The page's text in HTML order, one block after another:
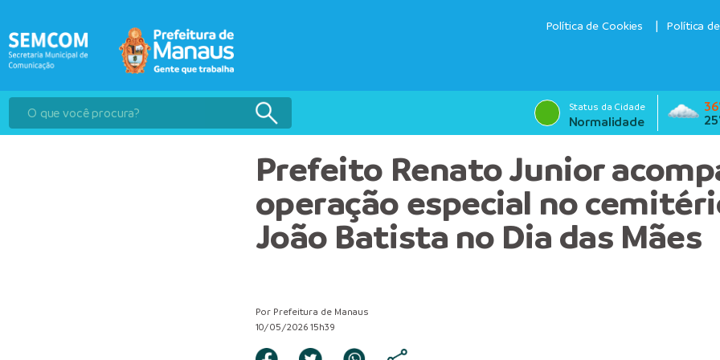
Política de Cookies Política
Status da Cidade
Normalidade
Prefeito Renato Junior
operação especial no
João Batista no Dia das Mães
Por Prefeitura de Manaus
10/05/2026 15h39